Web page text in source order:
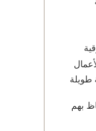
طويلة
بهم